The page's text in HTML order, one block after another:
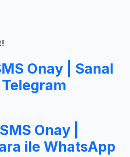
Onay | Sanal
Onay |
ile WhatsApp